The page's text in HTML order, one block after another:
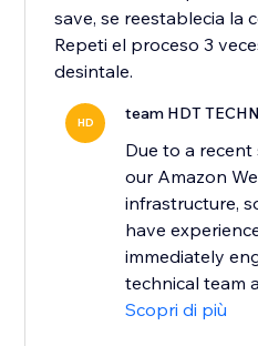
save, se reestablecia la
Repeti el proceso 3
HD team HDT
Due to a
our Amazon
infrastructure,
have
immediately
technical team
Scopri di più